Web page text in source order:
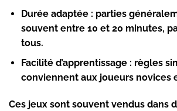
Durée adaptée : parties
souvent entre 10 et 20 minutes,
tous.
Facilité d’apprentissage : règles
conviennent aux joueurs novices
Ces jeux sont souvent vendus dans